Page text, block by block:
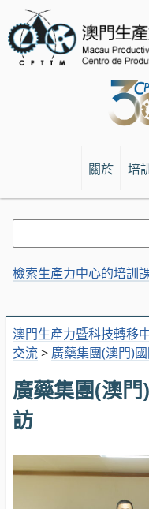
關於 培
澳門生產力暨科技轉移
交流> 廣藥集團(澳門)
廣藥集團(澳
訪
檢索生產力中心的培訓